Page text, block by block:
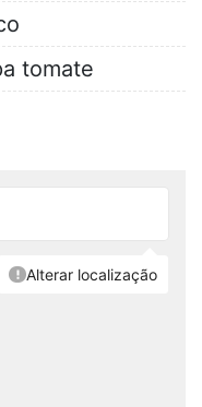
tomate